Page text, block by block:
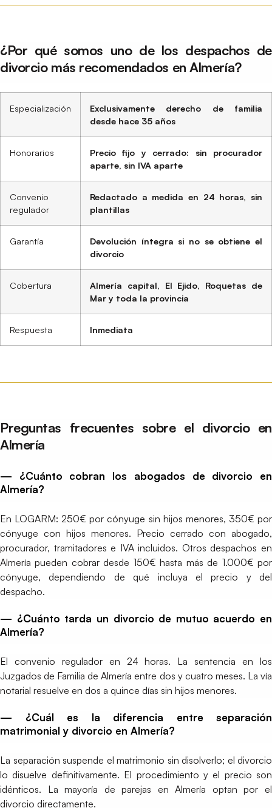
¿Por qué somos uno de los despachos de
divorcio más recomendados en Almería?
Especialización
Exclusivamente derecho de familia
desde hace 35 años
Honorarios
Precio fijo y cerrado: sin procurador
aparte, sin IVA aparte
Convenio
regulador
Redactado a medida en 24 horas, sin
plantillas
Garantía
Devolución íntegra si no se obtiene el
divorcio
Cobertura
Almería capital, El Ejido, Roquetas de
Mar y toda la provincia
Respuesta Inmediata
Preguntas frecuentes sobre el divorcio en
Almería
— ¿Cuánto cobran los abogados de divorcio en
Almería?
En LOGARM: 250€ por cónyuge sin hijos menores, 350€ por
cónyuge con hijos menores. Precio cerrado con abogado,
procurador, tramitadores e IVA incluidos. Otros despachos en
Almería pueden cobrar desde 150€ hasta más de 1.000€ por
cónyuge, dependiendo de qué incluya el precio y del
despacho.
— ¿Cuánto tarda un divorcio de mutuo acuerdo en
Almería?
El convenio regulador en 24 horas. La sentencia en los
Juzgados de Familia de Almería entre dos y cuatro meses. La vía
notarial resuelve en dos a quince días sin hijos menores.
— ¿Cuál es la diferencia entre separación
matrimonial y divorcio en Almería?
La separación suspende el matrimonio sin disolverlo; el divorcio
lo disuelve definitivamente. El procedimiento y el precio son
idénticos. La mayoría de parejas en Almería optan por el
divorcio directamente.